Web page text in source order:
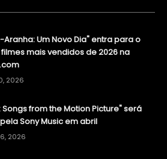
Um Novo Dia" entra para o
mais vendidos de 2026 na
2026
Songs from the Motion Picture" será
Sony Music em abril
2026